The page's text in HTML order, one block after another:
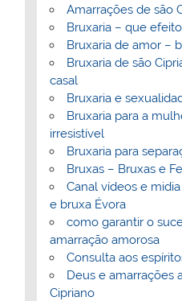
Amarrações de são
Bruxaria – que
Bruxaria de amor –
Bruxaria de são
casal
Bruxaria e
Bruxaria para a
irresistível
Bruxaria para
Bruxas – Bruxas e
Canal vídeos e
e bruxa Évora
como garantir o
amarração amorosa
Consulta aos
Deus e amarrações
Cipriano